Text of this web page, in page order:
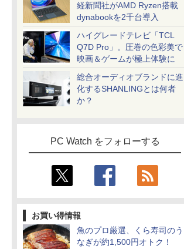
経新聞社がAMD Ryzen搭載
dynabookを2千台導入
ハイグレードテレビ「TCL
Q7D Pro」。圧巻の色彩美で
映画＆ゲームが極上体験に
総合オーディオブランドに進
化するSHANLINGとは何者
か？
PC Watch をフォローする
お買い得情報
魚のプロ厳選、くら寿司のう
なぎが約1,500円オトク！